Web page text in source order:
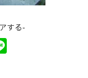
する-